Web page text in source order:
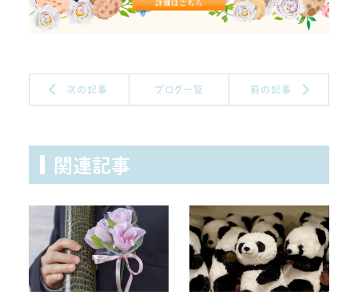
次の記事 前の記事
ブログ一覧
関連記事